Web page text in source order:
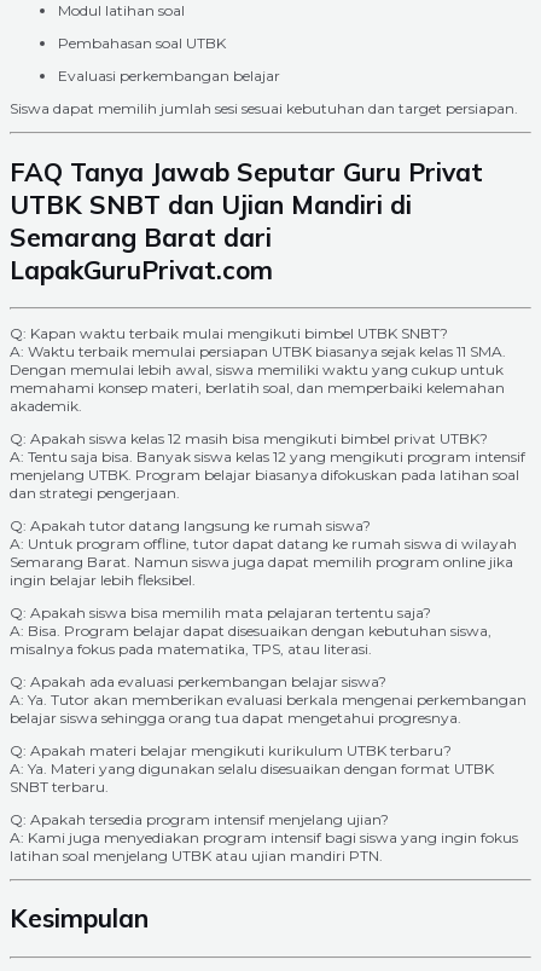
Modul latihan soal
Pembahasan soal UTBK
Evaluasi perkembangan belajar
Siswa dapat memilih jumlah sesi sesuai kebutuhan dan target persiapan.
FAQ Tanya Jawab Seputar Guru Privat
UTBK SNBT dan Ujian Mandiri di
Semarang Barat dari
LapakGuruPrivat.com
Q: Kapan waktu terbaik mulai mengikuti bimbel UTBK SNBT?
A: Waktu terbaik memulai persiapan UTBK biasanya sejak kelas 11 SMA.
Dengan memulai lebih awal, siswa memiliki waktu yang cukup untuk
memahami konsep materi, berlatih soal, dan memperbaiki kelemahan
akademik.
Q: Apakah siswa kelas 12 masih bisa mengikuti bimbel privat UTBK?
A: Tentu saja bisa. Banyak siswa kelas 12 yang mengikuti program intensif
menjelang UTBK. Program belajar biasanya difokuskan pada latihan soal
dan strategi pengerjaan.
Q: Apakah tutor datang langsung ke rumah siswa?
A: Untuk program offline, tutor dapat datang ke rumah siswa di wilayah
Semarang Barat. Namun siswa juga dapat memilih program online jika
ingin belajar lebih fleksibel.
Q: Apakah siswa bisa memilih mata pelajaran tertentu saja?
A: Bisa. Program belajar dapat disesuaikan dengan kebutuhan siswa,
misalnya fokus pada matematika, TPS, atau literasi.
Q: Apakah ada evaluasi perkembangan belajar siswa?
A: Ya. Tutor akan memberikan evaluasi berkala mengenai perkembangan
belajar siswa sehingga orang tua dapat mengetahui progresnya.
Q: Apakah materi belajar mengikuti kurikulum UTBK terbaru?
A: Ya. Materi yang digunakan selalu disesuaikan dengan format UTBK
SNBT terbaru.
Q: Apakah tersedia program intensif menjelang ujian?
A: Kami juga menyediakan program intensif bagi siswa yang ingin fokus
latihan soal menjelang UTBK atau ujian mandiri PTN.
Kesimpulan